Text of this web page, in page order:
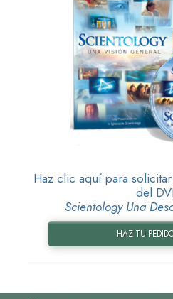
Haz clic aquí para
del
Scientology Una
HAZ TU